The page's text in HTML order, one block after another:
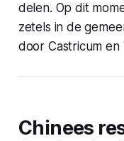
delen. Op dit
zetels in de
door Castricum en
Chinees